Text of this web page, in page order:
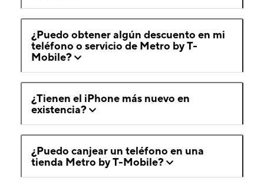
¿Puedo obtener algún descuento en mi
teléfono o servicio de Metro by T-
Mobile?
¿Tienen el iPhone más nuevo en
existencia?
¿Puedo canjear un teléfono en una
tienda Metro by T-Mobile?